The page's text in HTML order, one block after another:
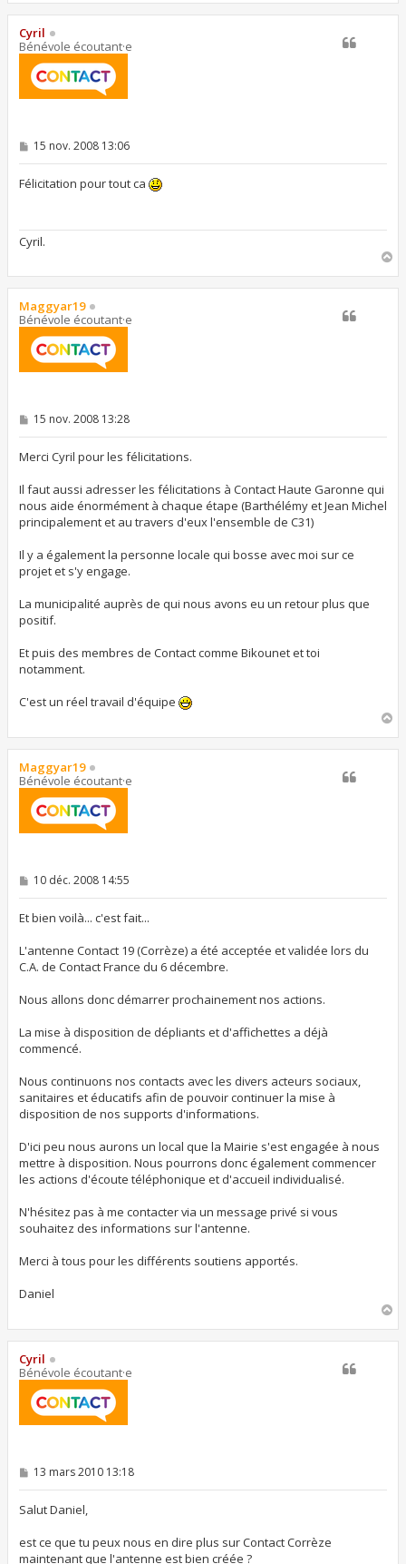
u
Cyril
Bénévole écoutant·e
M
s
15 nov. 2008 13:06
Félicitation pour tout ca
Cyril.
u
Maggyar19
Bénévole écoutant·e
M
s
g
e
15 nov. 2008 13:28
Merci Cyril pour les félicitations.
Il faut aussi adresser les félicitations à Contact Haute Garonne qui
nous aide énormément à chaque étape (Barthélémy et Jean Michel
principalement et au travers d'eux l'ensemble de C31)
Il y a également la personne locale qui bosse avec moi sur ce
projet et s'y engage.
La municipalité auprès de qui nous avons eu un retour plus que
positif.
Et puis des membres de Contact comme Bikounet et toi
notamment.
C'est un réel travail d'équipe
u
Maggyar19
Bénévole écoutant·e
M
s
e
10 déc. 2008 14:55
Et bien voilà... c'est fait...
L'antenne Contact 19 (Corrèze) a été acceptée et validée lors du
C.A. de Contact France du 6 décembre.
Nous allons donc démarrer prochainement nos actions.
La mise à disposition de dépliants et d'affichettes a déjà
commencé.
Nous continuons nos contacts avec les divers acteurs sociaux,
sanitaires et éducatifs afin de pouvoir continuer la mise à
disposition de nos supports d'informations.
D'ici peu nous aurons un local que la Mairie s'est engagée à nous
mettre à disposition. Nous pourrons donc également commencer
les actions d'écoute téléphonique et d'accueil individualisé.
N'hésitez pas à me contacter via un message privé si vous
souhaitez des informations sur l'antenne.
Merci à tous pour les différents soutiens apportés.
Daniel
u
Cyril
Bénévole écoutant·e
M
s
e
13 mars 2010 13:18
Salut Daniel,
est ce que tu peux nous en dire plus sur Contact Corrèze
maintenant que l'antenne est bien créée ?